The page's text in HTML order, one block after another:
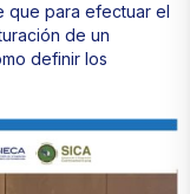
que para efectuar el
de un
definir los